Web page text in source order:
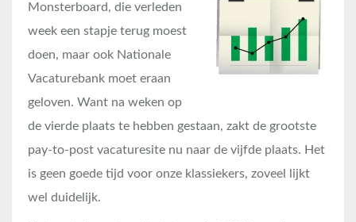
Monsterboard, die verleden
week een stapje terug moest
doen, maar ook Nationale
Vacaturebank moet eraan
geloven. Want na weken op
de vierde plaats te hebben gestaan, zakt de grootste
pay-to-post vacaturesite nu naar de vijfde plaats. Het
is geen goede tijd voor onze klassiekers, zoveel lijkt
wel duidelijk.